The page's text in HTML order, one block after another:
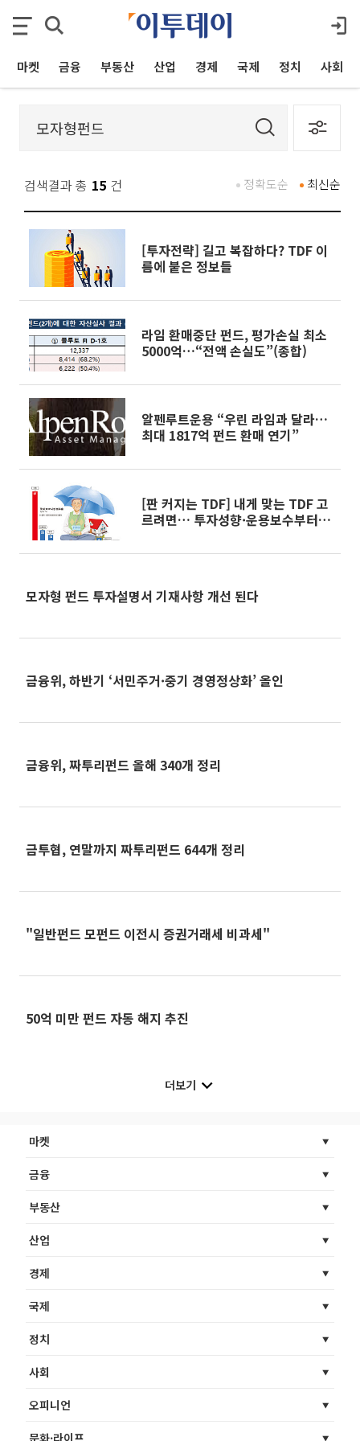
마켓 금융 부동산 산업 경제 국제 정치 사회
검색결과 총 15 건 최신순
정확도순
[투자전략] 길고 복잡하다? TDF 이
름에 붙은 정보들
라임 환매중단 펀드, 평가손실 최소
5000억…“전액 손실도”(종합)
알펜루트운용 “우린 라임과 달라…
최대 1817억 펀드 환매 연기”
[판 커지는 TDF] 내게 맞는 TDF 고
르려면… 투자성향·운용보수부터
모자형 펀드 투자설명서 기재사항 개선 된다
금융위, 하반기 ‘서민주거·중기 경영정상화’ 올인
금융위, 짜투리펀드 올해 340개 정리
금투협, 연말까지 짜투리펀드 644개 정리
"일반펀드 모펀드 이전시 증권거래세 비과세"
50억 미만 펀드 자동 해지 추진
더보기
마켓
금융
부동산
산업
경제
국제
정치
사회
오피니언
문화·라이프